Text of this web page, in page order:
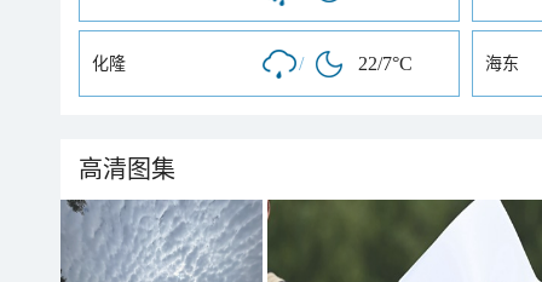
化隆 / 22/7°C 海东
高清图集